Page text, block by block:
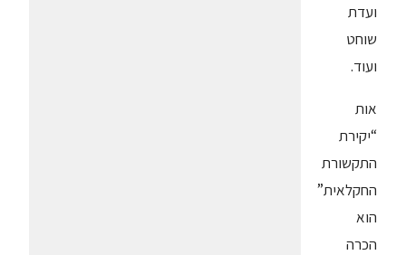
ועדת
שוחט
ועוד.
אות
“יקירת
התקשורת
החקלאית”
הוא
הכרה